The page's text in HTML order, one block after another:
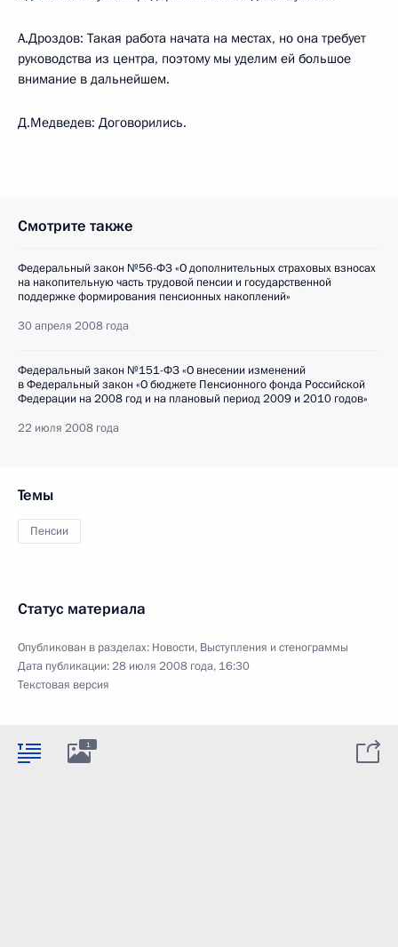
А.Дроздов: Такая работа начата на местах, но она требует
руководства из центра, поэтому мы уделим ей большое
внимание в дальнейшем.
Д.Медведев: Договорились.
Смотрите также
Федеральный закон №56-ФЗ «О дополнительных страховых взносах
на накопительную часть трудовой пенсии и государственной
поддержке формирования пенсионных накоплений»
30 апреля 2008 года
Федеральный закон №151-ФЗ «О внесении изменений
в Федеральный закон «О бюджете Пенсионного фонда Российской
Федерации на 2008 год и на плановый период 2009 и 2010 годов»
22 июля 2008 года
Темы
Пенсии
Статус материала
Опубликован в разделах: Новости, Выступления и стенограммы
Дата публикации:28 июля 2008 года, 16:30
Текстовая версия
1